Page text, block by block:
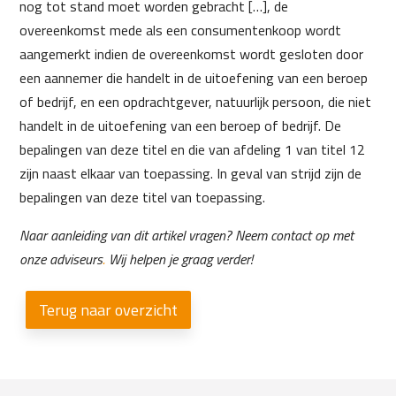
nog tot stand moet worden gebracht […], de
overeenkomst mede als een consumentenkoop wordt
aangemerkt indien de overeenkomst wordt gesloten door
een aannemer die handelt in de uitoefening van een beroep
of bedrijf, en een opdrachtgever, natuurlijk persoon, die niet
handelt in de uitoefening van een beroep of bedrijf. De
bepalingen van deze titel en die van afdeling 1 van titel 12
zijn naast elkaar van toepassing. In geval van strijd zijn de
bepalingen van deze titel van toepassing.
Naar aanleiding van dit artikel vragen? Neem contact op met
onze adviseurs. Wij helpen je graag verder!
Terug naar overzicht